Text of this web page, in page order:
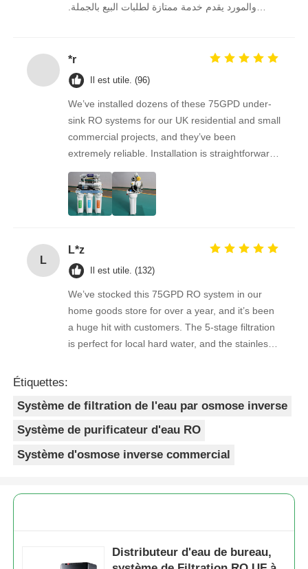
والمورد يقدم خدمة ممتازة لطلبات البيع بالجملة.
*r
Il est utile. (96)
We’ve installed dozens of these 75GPD under-
sink RO systems for our UK residential and small
commercial projects, and they’ve been
extremely reliable. Installation is straightforward,
the filters are easy to replace, and the water
quality feedback from clients has been
overwhelmingly positive. The supplier is great to
work with — orders arrive on time, packaging is
consistent. As a repeat buyer, we couldn’t be
happier with both the product and the service.
L
L*z
Il est utile. (132)
We’ve stocked this 75GPD RO system in our
home goods store for over a year, and it’s been
a huge hit with customers. The 5-stage filtration
is perfect for local hard water, and the stainless
complaints from customers, and very few
returns. Great product to carry!
Étiquettes:
Système de filtration de l'eau par osmose inverse
Système de purificateur d'eau RO
Système d'osmose inverse commercial
Distributeur d'eau de bureau,